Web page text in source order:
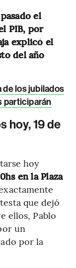
el
PIB, por
explicó el
del año
de los jubilados
participarán
hoy, 19 de
hoy
en la Plaza
que dejó
ellos, Pablo
un
por la